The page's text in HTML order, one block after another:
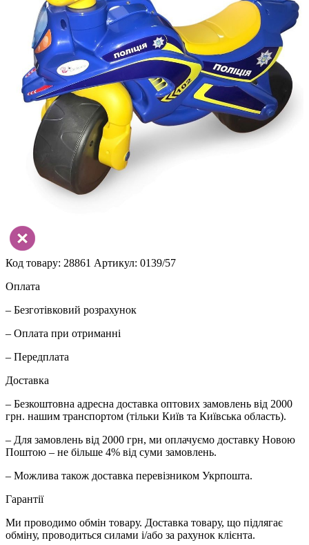
Код товару: 28861 Артикул: 0139/57
Оплата
– Безготівковий розрахунок
– Оплата при отриманні
– Передплата
Доставка
– Безкоштовна адресна доставка оптових замовлень від 2000
грн. нашим транспортом (тільки Київ та Київська область).
– Для замовлень від 2000 грн, ми оплачуємо доставку Новою
Поштою – не більше 4% від суми замовлень.
– Можлива також доставка перевізником Укрпошта.
Гарантії
Ми проводимо обмін товару. Доставка товару, що підлягає
обміну, проводиться силами і/або за рахунок клієнта.